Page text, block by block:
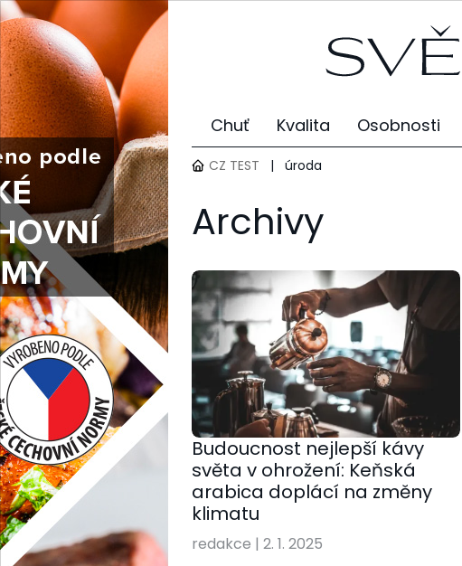
Chuť Kvalita Osobnosti
CZ TEST | úroda
Archivy
Budoucnost nejlepší kávy
světa v ohrožení: Keňská
arabica doplácí na změny
klimatu
redakce | 2. 1. 2025